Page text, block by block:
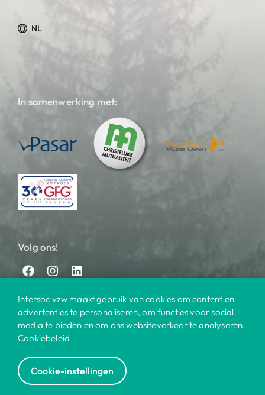
NL
In samenwerking met:
Volg ons!
Bestemmingen | Contact
Intersoc vzw maakt gebruik van cookies om content en
advertenties te personaliseren, om functies voor social
media te bieden en om ons websiteverkeer te analyseren.
Cookiebeleid
Cookie-instellingen